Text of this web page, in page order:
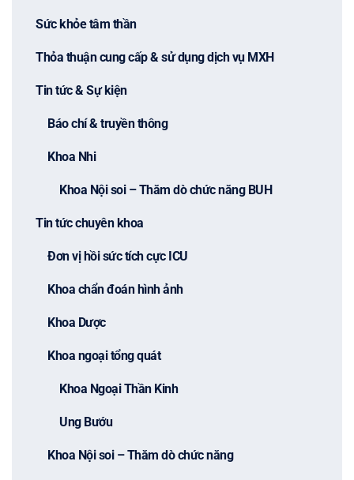
Sức khỏe tâm thần
Thỏa thuận cung cấp & sử dụng dịch vụ MXH
Tin tức & Sự kiện
Báo chí & truyền thông
Khoa Nhi
Khoa Nội soi – Thăm dò chức năng BUH
Tin tức chuyên khoa
Đơn vị hồi sức tích cực ICU
Khoa chẩn đoán hình ảnh
Khoa Dược
Khoa ngoại tổng quát
Khoa Ngoại Thần Kinh
Ung Bướu
Khoa Nội soi – Thăm dò chức năng